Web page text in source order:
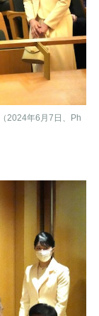
2024年6月7日、Ph